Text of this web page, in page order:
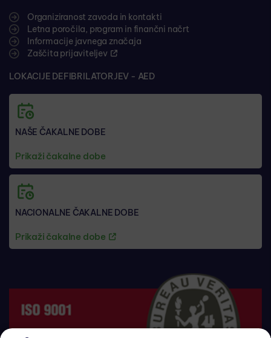
Organiziranost zavoda in kontakti
Letna poročila, program in finančni načrt
Informacije javnega značaja
Zaščita prijaviteljev
LOKACIJE DEFIBRILATORJEV - AED
NAŠE ČAKALNE DOBE
Prikaži čakalne dobe
NACIONALNE ČAKALNE DOBE
Prikaži čakalne dobe